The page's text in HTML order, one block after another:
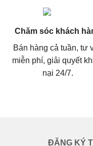
Chăm sóc khách
Bán hàng cả tuần, tư
miễn phí, giải quyết
nại 24/7.
ĐĂNG KÝ